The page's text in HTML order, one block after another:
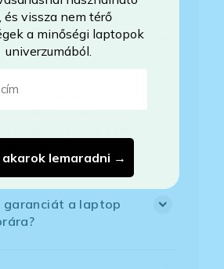
tudnak adni?
hogy Windows
a BIOS-ban?
garanciát a laptop
és vissza nem térő
a minőségi laptopok
univerzumából.
Nem akarok lemaradni →